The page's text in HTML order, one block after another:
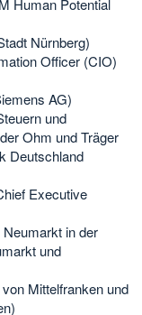
Human Potential
Nürnberg)
Officer (CIO)
AG)
und
Ohm und Träger
Deutschland
Executive
in der
und
Mittelfranken und